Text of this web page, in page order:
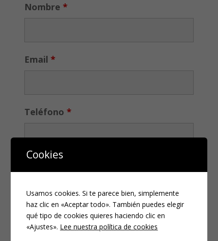
Nombre *
Email *
Teléfono *
CATEGORÍAS
Cookies
Usamos cookies. Si te parece bien, simplemente
haz clic en «Aceptar todo». También puedes elegir
qué tipo de cookies quieres haciendo clic en
«Ajustes». Lee nuestra política de cookies